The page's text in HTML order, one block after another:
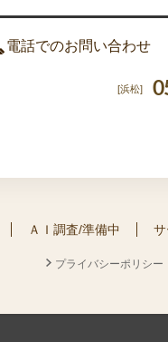
電話でのお問い合わせ
[浜松]
ＡＩ調査/準備中
プライバシーポリシー